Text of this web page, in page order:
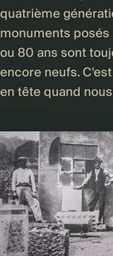
quatrième
monuments
ou 80 ans sont
encore neufs.
en tête quand